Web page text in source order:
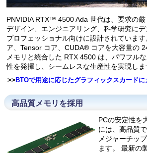
PNVIDIA RTX™ 4500 Ada 世代は、要求の厳
デザイン、エンジニアリング、科学研究に
プロフェッショナル向けに設計されていま
ア、Tensor コア、CUDA® コアを大容量の
メモリと統合した RTX 4500 は、パワフル
性を発揮し、シームレスな生産性を実現しま
>> BTOで用途に応じたグラフィックスカードに
高品質メモリを採用
PCの安定性を
には、高品質
メジャーチッ
ます。 最新の